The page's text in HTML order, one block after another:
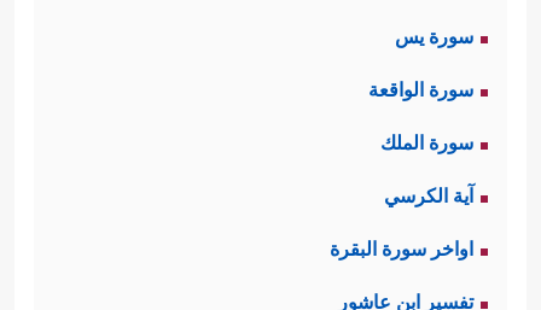
سورة يس
سورة الواقعة
سورة الملك
آية الكرسي
اواخر سورة البقرة
تفسير ابن عاشور